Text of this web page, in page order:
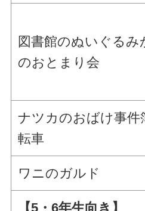
図書館のぬいぐる
のおとまり会
ナツカのおばけ事
転車
ワニのガルド
【5・6年生向き】